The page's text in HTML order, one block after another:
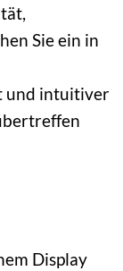
Sie ein in
und intuitiver
Display